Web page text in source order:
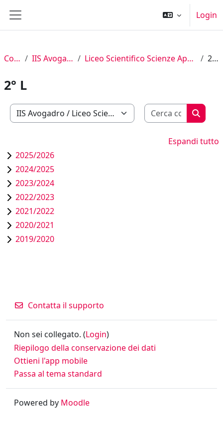
Pannello laterale
Login
Corsi IIS Avogadro Liceo Scientifico Scienze Applicate 2° L
2° L
Categorie di corso
Cerca
Cerca
Espandi tutto
2025/2026
2024/2025
2023/2024
2022/2023
2021/2022
2020/2021
2019/2020
Contatta il supporto
Non sei collegato. (Login)
Riepilogo della conservazione dei dati
Ottieni l'app mobile
Passa al tema standard
Powered by Moodle